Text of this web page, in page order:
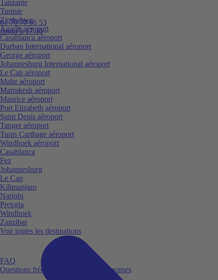
01 70 70 96 53
Jusqu’à 17:30
FAQ
Questions fréquemment posées et réponses
Tanzanie
Tunisie
Zimbabwe
Agadir aéroport
Casablanca aéroport
Durban International aéroport
George aéroport
Johannesburg International aéroport
Le Cap aéroport
Mahe aéroport
Marrakesh aéroport
Maurice aéroport
Port Elizabeth aéroport
Saint Denis aéroport
Tanger aéroport
Tunis Carthage aéroport
Windhoek aéroport
Casablanca
Fez
Johannesburg
Le Cap
Kilimanjaro
Nariobi
Pretoria
Windhoek
Zanzibar
Voir toutes les destinations